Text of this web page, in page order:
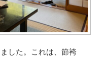
した。これは、節袴